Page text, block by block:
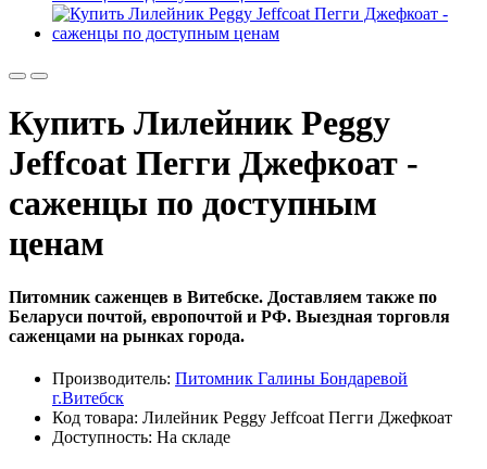
Купить Лилейник Peggy
Jeffcoat Пегги Джефкоат -
саженцы по доступным
ценам
Питомник саженцев в Витебске. Доставляем также по
Беларуси почтой, европочтой и РФ. Выездная торговля
саженцами на рынках города.
Производитель: Питомник Галины Бондаревой
г.Витебск
Код товара: Лилейник Peggy Jeffcoat Пегги Джефкоат
Доступность: На складе